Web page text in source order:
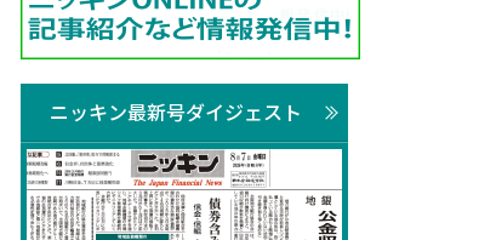
ニッキン最新号ダイジェスト